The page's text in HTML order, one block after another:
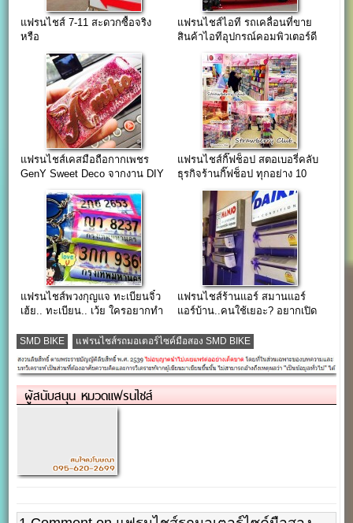
แฟรนไชส์ 7-11 สะดวกซื้อจริง
หรือ
แฟรนไชส์ไอที รถเคลื่อนที่ขาย
สินค้าไอทีอุปกรณ์คอมพิวเตอร์ดี
แฟรนไชส์เคสมือถือกากเพชร
GenY Sweet Deco จากงาน DIY
แฟรนไชส์กิ๊ฟช็อป สตอเบอรี่คลับ
ธุรกิจร้านกิ๊ฟช็อป ทุกอย่าง 10
แฟรนไชส์พวงกุญแจ ทะเบียนจิ๋ว
เฮ้ย.. ทะเบียน.. เว้ย ใครอยากทำ
แฟรนไชส์ร้านแอร์ สมานแอร์
แอร์บ้าน..คนใช้เยอะ? อยากเปิด
SMD BIKE แฟรนไชส์รถมอเตอร์ไซค์มือสอง SMD BIKE
ผู้สนับสนุน หมวดแฟรนไชส์